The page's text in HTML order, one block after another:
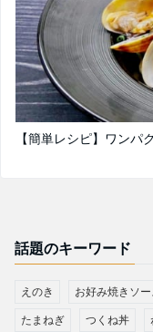
【簡単レシピ】ワン
話題のキーワード
えのき お好み焼きソー
たまねぎ つくね丼